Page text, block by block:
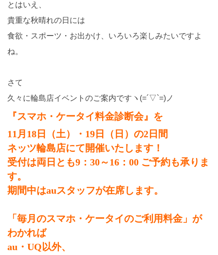
とはいえ、
貴重な秋晴れの日には
食欲・スポーツ・お出かけ、いろいろ楽しみたいですよ
ね。
さて
久々に輪島店イベントのご案内ですヽ(=´▽`=)ノ
『スマホ・ケータイ料金診断会』を
11月18日（土）・19日（日）の2日間
ネッツ輪島店にて開催いたします！
受付は両日とも9：30～16：00 ご予約も承りま
す。
期間中はauスタッフが在席します。
「毎月のスマホ・ケータイのご利用料金」が
わかれば
au・UQ以外、